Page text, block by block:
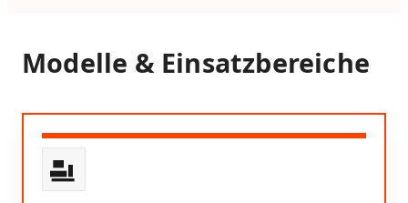
Modelle & Einsatzbereiche